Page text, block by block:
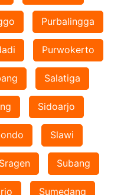
Purbalingga
Purwokerto
Salatiga
Sidoarjo
Slawi
Sragen Subang
Sumedang